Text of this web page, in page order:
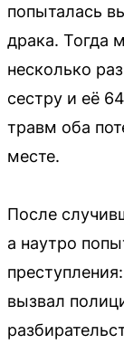
попыталась
драка. Тогда
несколько
сестру и её
травм оба
месте.
После
а наутро
вызвал